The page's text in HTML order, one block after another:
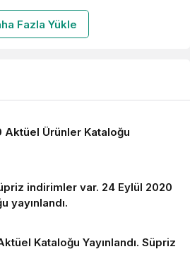
Fazla Yükle
Aktüel Ürünler Kataloğu
indirimler var. 24 Eylül 2020
yayınlandı.
Kataloğu Yayınlandı. Süpriz